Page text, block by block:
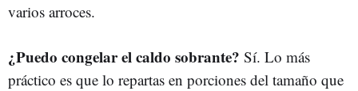
varios arroces.
¿Puedo congelar el caldo sobrante? Sí. Lo más
práctico es que lo repartas en porciones del tamaño que